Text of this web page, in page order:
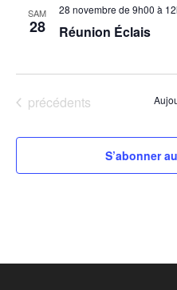
SAM
28 Réunion Éclais
28 novembre de 9h00 à
Évènements
précédents
S’abonner